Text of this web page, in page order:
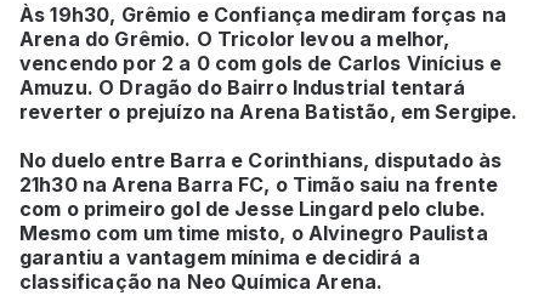
Às 19h30, Grêmio e Confiança mediram forças na
Arena do Grêmio. O Tricolor levou a melhor,
vencendo por 2 a 0 com gols de Carlos Vinícius e
Amuzu. O Dragão do Bairro Industrial tentará
reverter o prejuízo na Arena Batistão, em Sergipe.
No duelo entre Barra e Corinthians, disputado às
21h30 na Arena Barra FC, o Timão saiu na frente
com o primeiro gol de Jesse Lingard pelo clube.
Mesmo com um time misto, o Alvinegro Paulista
garantiu a vantagem mínima e decidirá a
classificação na Neo Química Arena.